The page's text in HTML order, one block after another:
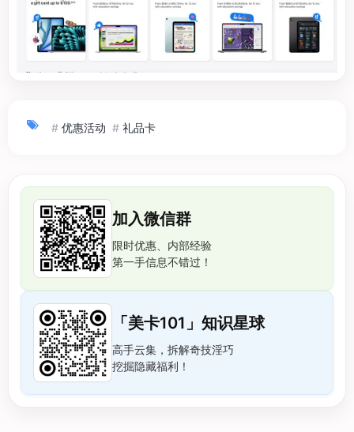
# 优惠活动 # 礼品卡
加入微信群
限时优惠、内部经验
第一手信息不错过！
「美卡101」知识星球
高手云集，拆解奇技淫巧
挖掘隐藏福利！